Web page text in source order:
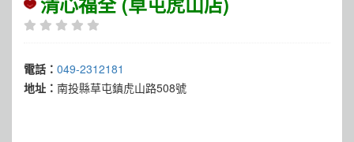
電話： 049-2312181
地址： 南投縣草屯鎮虎山路508號
線上DM
品牌總覽